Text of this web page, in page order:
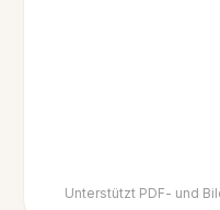
Unterstützt PDF- und